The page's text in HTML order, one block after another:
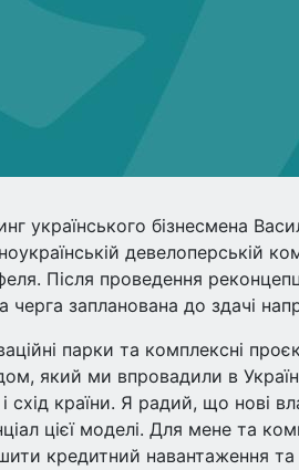
українського бізнесмена
девелоперській
Після проведення
черга запланована до здачі
парки та комплексні
який ми впровадили в
і схід країни. Я радий, що нові
цієї моделі. Для мене та
кредитний навантаження та